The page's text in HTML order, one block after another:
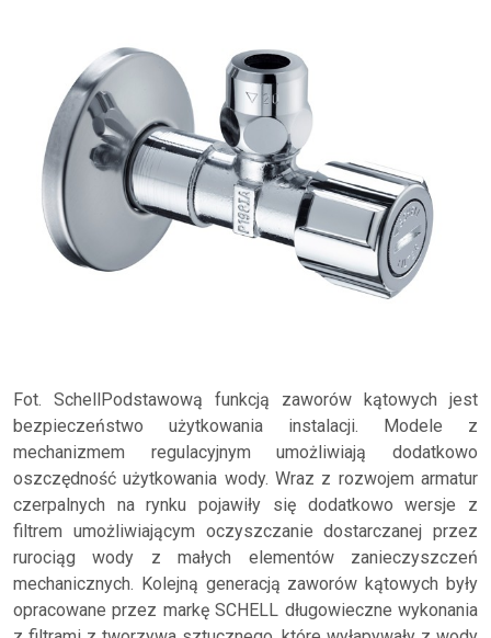
Fot. SchellPodstawową funkcją zaworów kątowych jest
bezpieczeństwo użytkowania instalacji. Modele z
mechanizmem regulacyjnym umożliwiają dodatkowo
oszczędność użytkowania wody. Wraz z rozwojem armatur
czerpalnych na rynku pojawiły się dodatkowo wersje z
filtrem umożliwiającym oczyszczanie dostarczanej przez
rurociąg wody z małych elementów zanieczyszczeń
mechanicznych. Kolejną generacją zaworów kątowych były
opracowane przez markę SCHELL długowieczne wykonania